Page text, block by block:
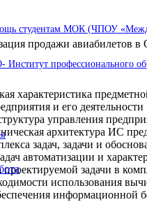
студентам МОК (ЧПОУ
профессионального
продажи авиабилетов
характеристика
и его деятельности
управления
архитектура ИС
задач, задачи и
автоматизации и
задачи в
использования
информационной